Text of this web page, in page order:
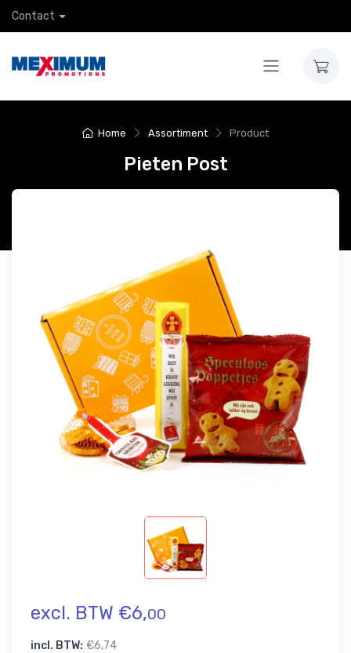
Contact
Home Assortiment Product
Pieten Post
excl. BTW €6,00
incl. BTW: €6,74